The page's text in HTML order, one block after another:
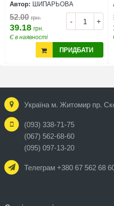
Автор: ШИПАРЬОВА
- +
52.00 грн.
39.18 грн.
Є в наявності
ПРИДБАТИ
Україна м. Житомир пр.
(093) 338-71-75
(067) 562-68-60
(095) 097-13-20
Телеграм +380 67 562 68